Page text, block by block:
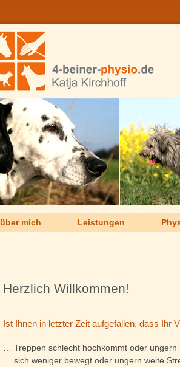
über mich Leistungen
Herzlich Willkommen!
Ist Ihnen in letzter Zeit aufgefallen, dass Ihr
… Treppen schlecht hochkommt oder ungern
… sich weniger bewegt oder ungern weite